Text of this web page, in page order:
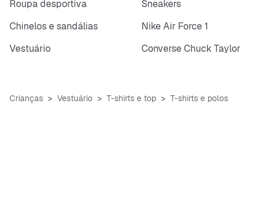
Roupa desportiva
Sneakers
Chinelos e sandálias
Nike Air Force 1
Vestuário
Converse Chuck Taylor
Crianças Vestuário T-shirts e top T-shirts e polos